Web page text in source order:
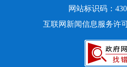
网站标识码：
互联网新闻信息服务许